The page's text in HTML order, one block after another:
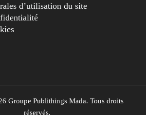
d’utilisation du site
Groupe Publithings Mada. Tous droits
réservés.